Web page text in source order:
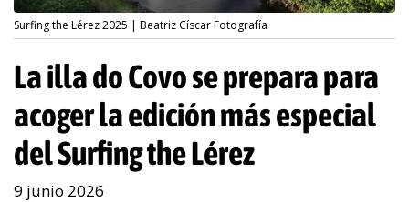
Surfing the Lérez 2025 | Beatriz Císcar Fotografía
La illa do Covo se prepara para
acoger la edición más especial
del Surfing the Lérez
9 junio 2026